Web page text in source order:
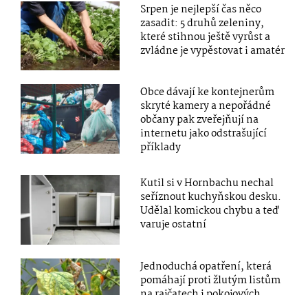
Srpen je nejlepší čas něco
zasadit: 5 druhů zeleniny,
které stihnou ještě vyrůst a
zvládne je vypěstovat i amatér
Obce dávají ke kontejnerům
skryté kamery a nepořádné
občany pak zveřejňují na
internetu jako odstrašující
příklady
Kutil si v Hornbachu nechal
seříznout kuchyňskou desku.
Udělal komickou chybu a teď
varuje ostatní
Jednoduchá opatření, která
pomáhají proti žlutým listům